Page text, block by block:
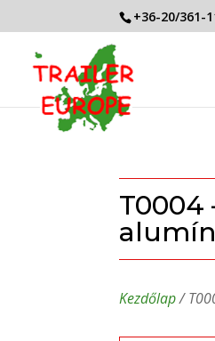
+36-20/361-
T0004
Kezdőlap/